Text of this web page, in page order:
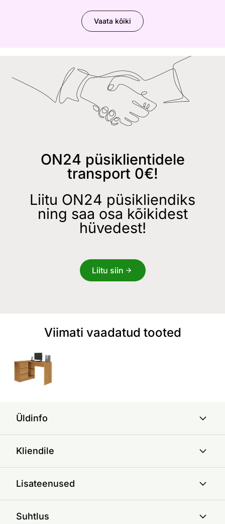
Vaata kõiki
ON24 püsiklientidele
transport 0€!
Liitu ON24 püsikliendiks
ning saa osa kõikidest
hüvedest!
Liitu siin
Viimati vaadatud tooted
Üldinfo
Kliendile
Lisateenused
Suhtlus